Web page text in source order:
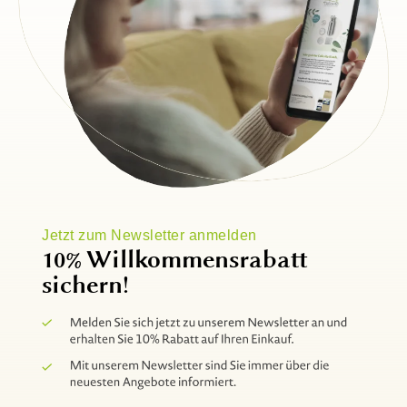
Jetzt zum Newsletter anmelden
10% Willkommensrabatt
sichern!